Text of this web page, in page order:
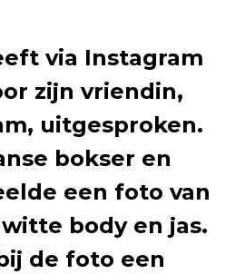
via Instagram
zijn vriendin,
uitgesproken.
bokser en
een foto van
body en jas.
de foto een